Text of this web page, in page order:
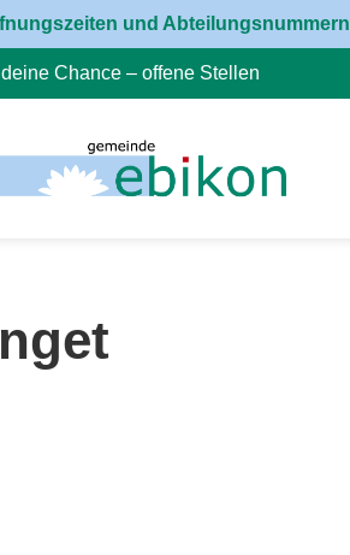
und Abteilungsnummern
deine Chance – offene Stellen